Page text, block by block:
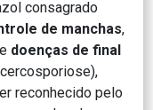
consagrado
de manchas,
doenças de final
reconhecido pelo